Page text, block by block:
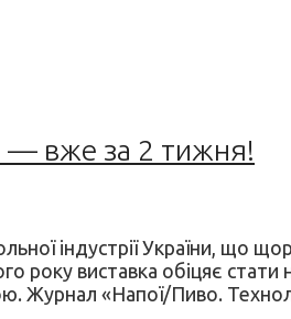
— вже за 2 тижня!
індустрії України, що
року виставка обіцяє
«Напої/Пиво.